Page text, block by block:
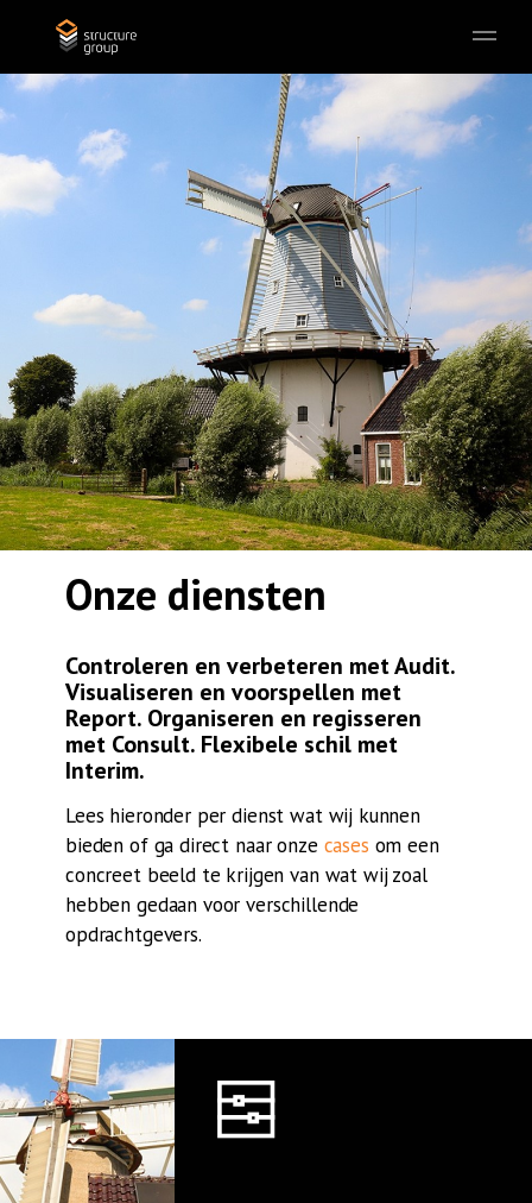
Onze diensten
Controleren en verbeteren met Audit.
Visualiseren en voorspellen met
Report. Organiseren en regisseren
met Consult. Flexibele schil met
Interim.
Lees hieronder per dienst wat wij kunnen
bieden of ga direct naar onze cases om een
concreet beeld te krijgen van wat wij zoal
hebben gedaan voor verschillende
opdrachtgevers.